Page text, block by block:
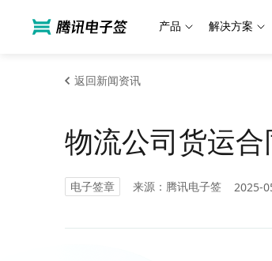
产品 解决方案
返回新闻资讯
物流公司货运
电子签章 来源：腾讯电子签 2025-